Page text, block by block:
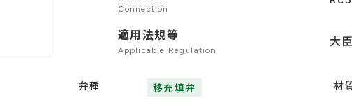
Connection
適用法規等
Applicable Regulation
大
弁種 移充填弁 材